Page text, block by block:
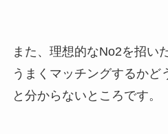
また、理想的なNo2を招い
うまくマッチングするかど
と分からないところです。